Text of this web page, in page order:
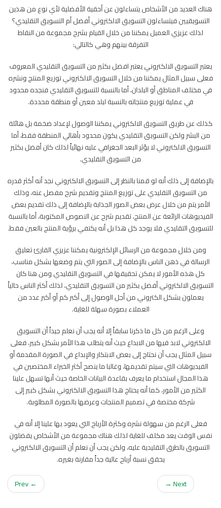
هناك العديد من الأشخاص يتساءلون عن أحقية الأفضلية لأي نوع من هذين
التسويقيين فيتساءلون التسويق الالكتروني أفضل أم التسويق التقليدي؟
لذلك عزيزي العميل يمكننا من خلال القيام بشرح مجموعة من النقاط
التفرقة بينهم وهي كالتالي:
يعتبر التسويق الالكتروني يعتبر افضل بكثير من التسويق التقليدي المعروف
فعلى سبيل المثال يمكننا من خلال التسويق الالكتروني توزيع المنتج ونشره
في مختلف المناطق أو البلدان، أما بالنسبة للتسويق التقليدي فنجده محدود
في عملية توزيع منتجاته بالنسبة لبلد معين أو منطقة محددة.
كذلك عن طريق التسويق الالكتروني يمكننا الوصول لإعداد ضخمة بل هائلة
من البشر ولكن التسويق التقليدي يكون محدود بأهالي المنطقة فقط، أما
التسويق الالكتروني لا يؤثر البعد الجغرافي عليه نهائياً لذلك كان أفضل بكثير
من التسويق التقليدي.
بالإضافة إلى ذلك أنه لو قمنا بالنظر إلى التسويق الالكتروني نجد أنه أكثر قدره
من التسويق التقليدي على توزيع المنتج وتقديم شرح مفصل عنه، وذلك
الأمر يتم من خلال عرض بعض الصور الجذابة بالإضافة إلى ذلك تقديم بعض
الفيديوهات الرائعة عن المنتج، تقديم شرح عن النصوص المكتوبة، أما بالنسبة
للتسويق التقليدي فلا يوجد كل هذا بل أنه يكتفي برؤية المنتج بالعين فقط.
ومن خلال مجموعة من الرسائل الإلكترونية يمكننا عزيزي القارئ تعليق
الرسالة في ذهن الناس بالإضافة إلى الصور التي يتم وضعها بشكل مناسب،
كل هذه الأمور لا يمكن تحقيقها في التسويق التقليدي ومن هنا كان
التسويق الالكتروني أفضل بكثير من التسويق التقليدي، لذلك أكثر الناس حالياً
يعملون بشكل الكتروني من أجل الوصول إلى أكبر كم أو أكبر عدد من
العملاء بصورة سهلة للغاية.
وعلى الرغم من كل ما ذكرنا سابقاً إلا أنه يجب أن نعلم جيداً أن التسويق
الالكتروني لابد فيها من الابداع حيث أنه يتطلب هذا الأمر بشكل كبير، فعلى
سبيل المثال يجب أن نحتاج إلى بعض الابتكار والإبداع في الصورة المقدمة أو
الفيديوهات التي سيتم تقديمها، وغالبا ما ينصح أكثر الخبراء المختصين في
هذا المجال استخدام ما يعرف بقاعدة البيانات الخاصة حيث أنها تسهل علينا
الكثير من الأمور، كما أنه يحتاج هذا التسويق الالكتروني بشكل كبير إلى
شركة مختصة في تصميم المنتجات وعرضها بالصورة المطلوبة.
فعلى الرغم من سهولة نشره وكثرة الأرباح التي يعود بها علينا إلا أنه في
نفس الوقت يعد مكلف للغاية لذلك هناك مجموعة من الأشخاص يفضلون
التسويق بالطرق التقليدية عليه، ولكن يجب أن نعلم أن التسويق الالكتروني
يحقق نسبة أرباح عالية جداً مقارنة بغيره.
← Prev
Next →